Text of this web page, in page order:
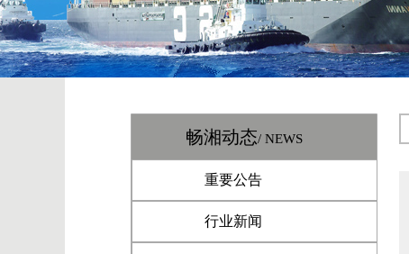
畅湘动态/ NEWS
重要公告
行业新闻